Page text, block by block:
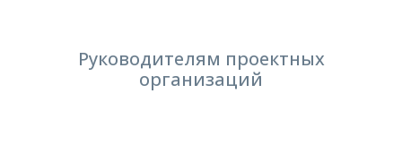
Руководителям проектных
организаций